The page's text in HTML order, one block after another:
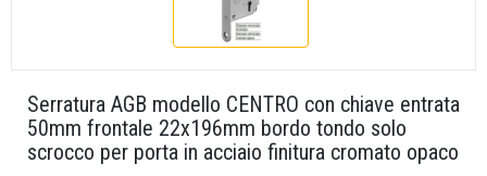
Serratura AGB modello CENTRO con chiave entrata
50mm frontale 22x196mm bordo tondo solo
scrocco per porta in acciaio finitura cromato opaco